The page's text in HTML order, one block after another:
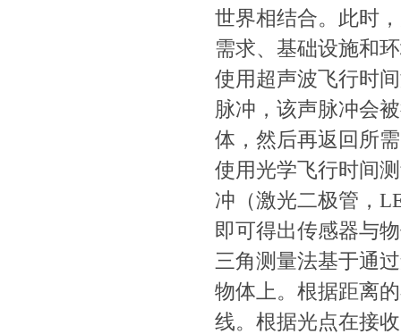
世界相结合。此时
需求、基础设施和
使用超声波飞行时间
脉冲，该声脉冲会
体，然后再返回所需
使用光学飞行时间测
冲（激光二极管
即可得出传感器与物
三角测量法基于通过
物体上。根据距
线。根据光点在接